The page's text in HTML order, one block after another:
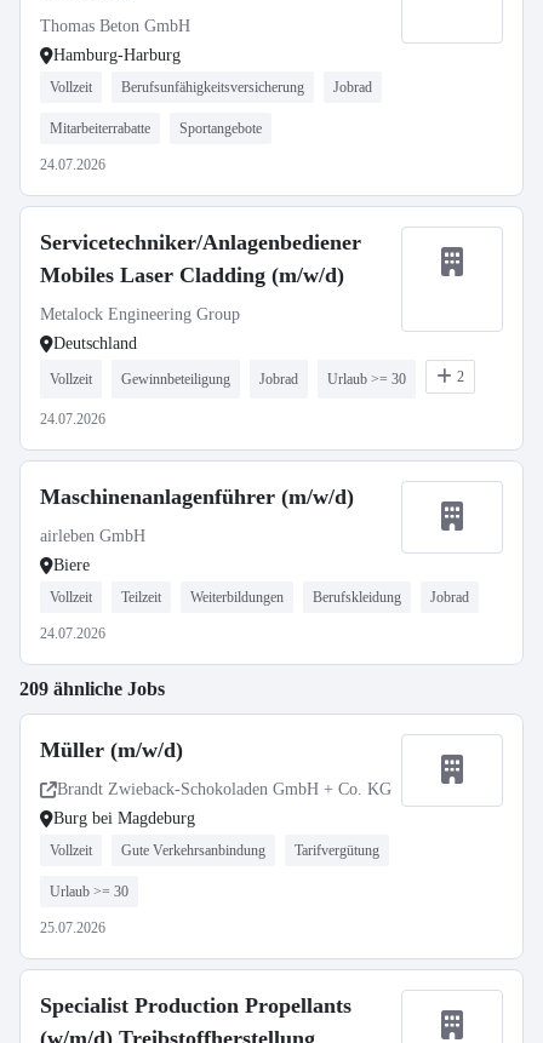
Thomas Beton GmbH
Hamburg-Harburg
Vollzeit Berufsunfähigkeitsversicherung Jobrad
Mitarbeiterrabatte Sportangebote
24.07.2026
Servicetechniker/Anlagenbediener
Mobiles Laser Cladding (m/w/d)
Metalock Engineering Group
Deutschland
Vollzeit Gewinnbeteiligung Jobrad Urlaub >= 30 2
24.07.2026
Maschinenanlagenführer (m/w/d)
airleben GmbH
Biere
Vollzeit Teilzeit Weiterbildungen Berufskleidung Jobrad
24.07.2026
209 ähnliche Jobs
Müller (m/w/d)
Brandt Zwieback-Schokoladen GmbH + Co. KG
Burg bei Magdeburg
Vollzeit Gute Verkehrsanbindung Tarifvergütung
Urlaub >= 30
25.07.2026
Specialist Production Propellants
(w/m/d) Treibstoffherstellung